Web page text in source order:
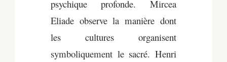
psychique profonde. Mircea
Eliade observe la manière dont
les cultures organisent
symboliquement le sacré. Henri